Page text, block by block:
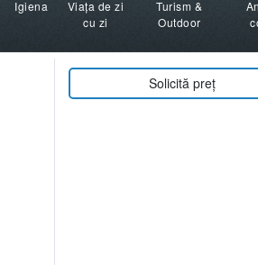
Igiena
Viața de zi
cu zi
Turism &
Outdoor
Solicită preț